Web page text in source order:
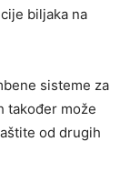
biljaka na
sisteme za
također može
od drugih